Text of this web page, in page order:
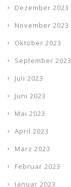
Dezember 2023
November 2023
Oktober 2023
September 2023
Juli 2023
Juni 2023
Mai 2023
April 2023
März 2023
Februar 2023
Januar 2023